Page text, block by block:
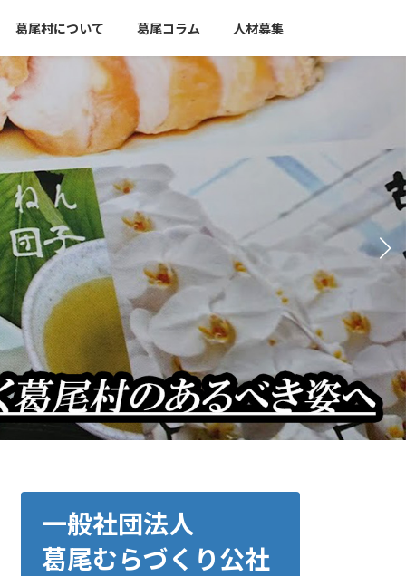
葛尾村について 葛尾コラム 人材募集
一般社団法人
葛尾むらづくり公社